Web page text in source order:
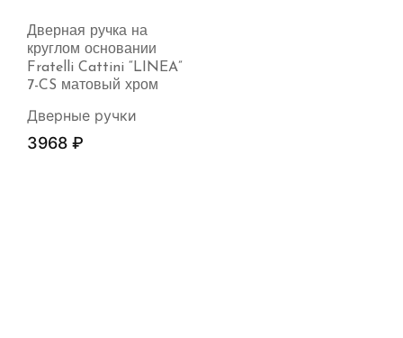
Дверная ручка на
круглом основании
Fratelli Cattini “LINEA”
7-CS матовый хром
Дверные ручки
3968 ₽